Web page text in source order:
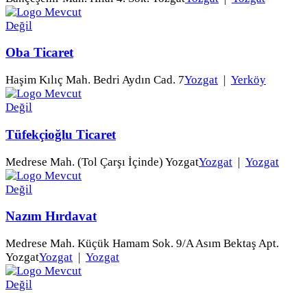
Oba Ticaret
Haşim Kılıç Mah. Bedri Aydın Cad. 7Yozgat | Yerköy
Tüfekçioğlu Ticaret
Medrese Mah. (Tol Çarşı İçinde) YozgatYozgat | Yozgat
Nazım Hırdavat
Medrese Mah. Küçük Hamam Sok. 9/A Asım Bektaş Apt.
YozgatYozgat | Yozgat